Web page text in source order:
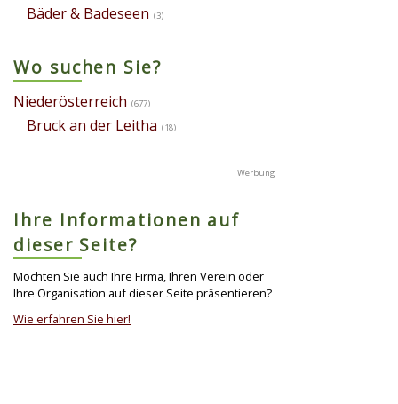
Bäder & Badeseen (3)
Wo suchen Sie?
Niederösterreich (677)
Bruck an der Leitha (18)
Ihre Informationen auf
dieser Seite?
Möchten Sie auch Ihre Firma, Ihren Verein oder
Ihre Organisation auf dieser Seite präsentieren?
Wie erfahren Sie hier!